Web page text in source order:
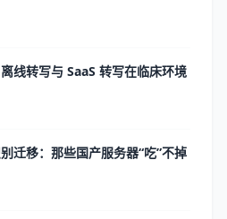
线转写与 SaaS 转写在临床环境
迁移：那些国产服务器“吃”不掉